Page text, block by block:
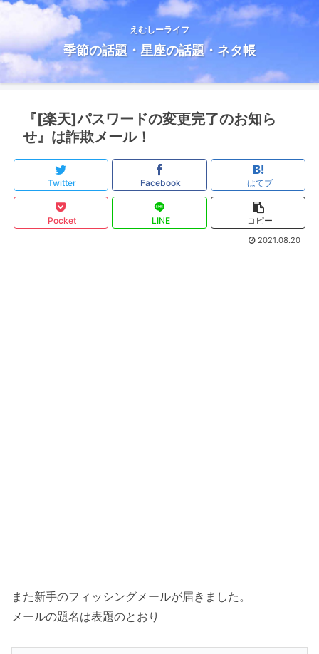
えむしーライフ
季節の話題・星座の話題・ネタ帳
『[楽天]パスワードの変更完了のお知ら
せ』は詐欺メール！
Twitter Facebook はてブ
Pocket LINE コピー
2021.08.20
また新手のフィッシングメールが届きました。
メールの題名は表題のとおり